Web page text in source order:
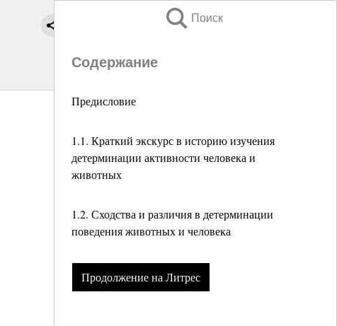
Поиск
Содержание
Предисловие
1.1. Краткий экскурс в историю изучения
детерминации активности человека и
животных
1.2. Сходства и различия в детерминации
поведения животных и человека
Продолжение на Литрес